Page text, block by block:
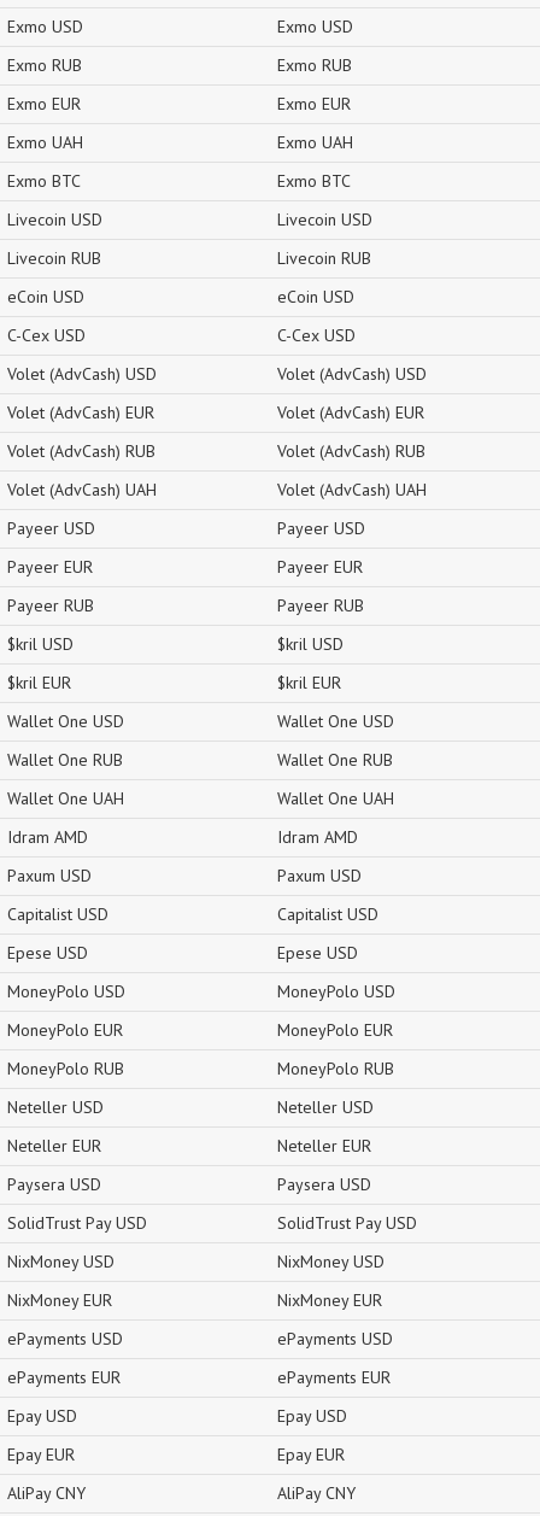
Exmo USD
Exmo RUB
Exmo EUR
Exmo UAH
Exmo BTC
Livecoin USD
Livecoin RUB
eCoin USD
C-Cex USD
Volet (AdvCash) USD
Volet (AdvCash) EUR
Volet (AdvCash) RUB
Volet (AdvCash) UAH
Payeer USD
Payeer EUR
Payeer RUB
$kril USD
$kril EUR
Wallet One USD
Wallet One RUB
Wallet One UAH
Idram AMD
Paxum USD
Capitalist USD
Epese USD
MoneyPolo USD
MoneyPolo EUR
MoneyPolo RUB
Neteller USD
Neteller EUR
Paysera USD
SolidTrust Pay USD
NixMoney USD
NixMoney EUR
ePayments USD
ePayments EUR
Epay USD
Epay EUR
AliPay CNY
Exmo USD
Exmo RUB
Exmo EUR
Exmo UAH
Exmo BTC
Livecoin USD
Livecoin RUB
eCoin USD
C-Cex USD
Volet (AdvCash) USD
Volet (AdvCash) EUR
Volet (AdvCash) RUB
Volet (AdvCash) UAH
Payeer USD
Payeer EUR
Payeer RUB
$kril USD
$kril EUR
Wallet One USD
Wallet One RUB
Wallet One UAH
Idram AMD
Paxum USD
Capitalist USD
Epese USD
MoneyPolo USD
MoneyPolo EUR
MoneyPolo RUB
Neteller USD
Neteller EUR
Paysera USD
SolidTrust Pay USD
NixMoney USD
NixMoney EUR
ePayments USD
ePayments EUR
Epay USD
Epay EUR
AliPay CNY